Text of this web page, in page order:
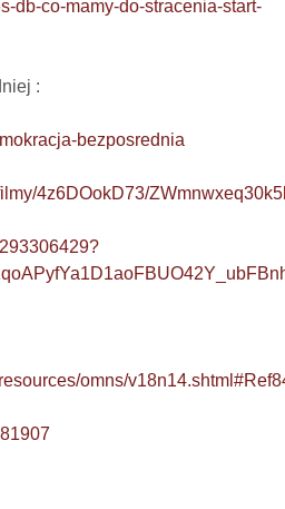
db-co-mamy-do-stracenia-start-
:
bezposrednia
4z6DOokD73/
omns/